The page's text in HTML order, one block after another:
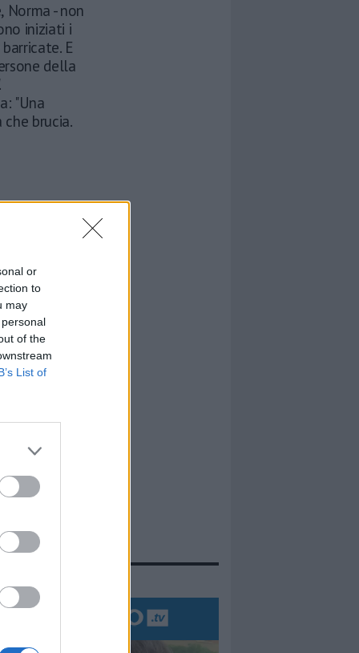
or
to
may
of the
List of
Norma - non
iniziati i
E
della
"Una
brucia.